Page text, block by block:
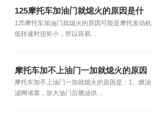
125摩托车加油门就熄火的原因是什
么？
125摩托车加油门就熄火的原因可能是摩托发动机
低转速时扭矩小，所以容易...
摩托车加不上油门一加就熄火的原因
是什么？
摩托车加不上油门一加就熄火的原因是：1、燃油
滤网堵塞，加大油门后燃油供...